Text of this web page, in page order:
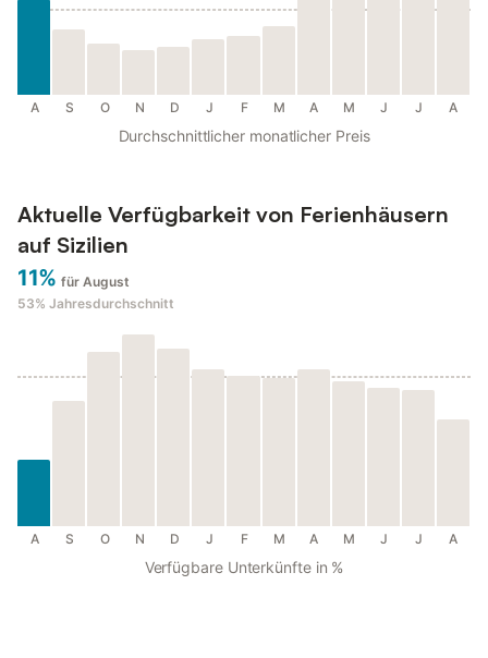
A S O N D J F M A M J J A
Durchschnittlicher monatlicher Preis
Aktuelle Verfügbarkeit von Ferienhäusern
auf Sizilien
11% für August
53% Jahresdurchschnitt
A S O N D J F M A M J J A
Verfügbare Unterkünfte in %